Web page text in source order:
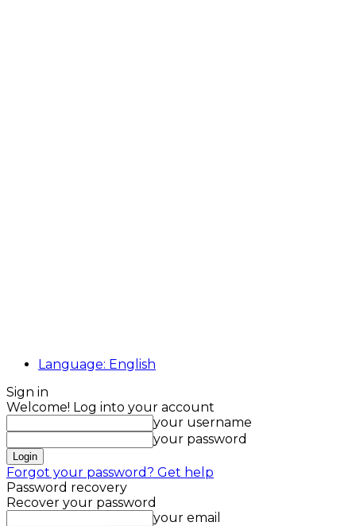
Language: English
Sign in
Welcome! Log into your account
your username
your password
Forgot your password? Get help
Password recovery
Recover your password
your email